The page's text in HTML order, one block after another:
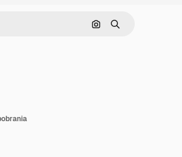
Szukaj według obrazu
Szukaj